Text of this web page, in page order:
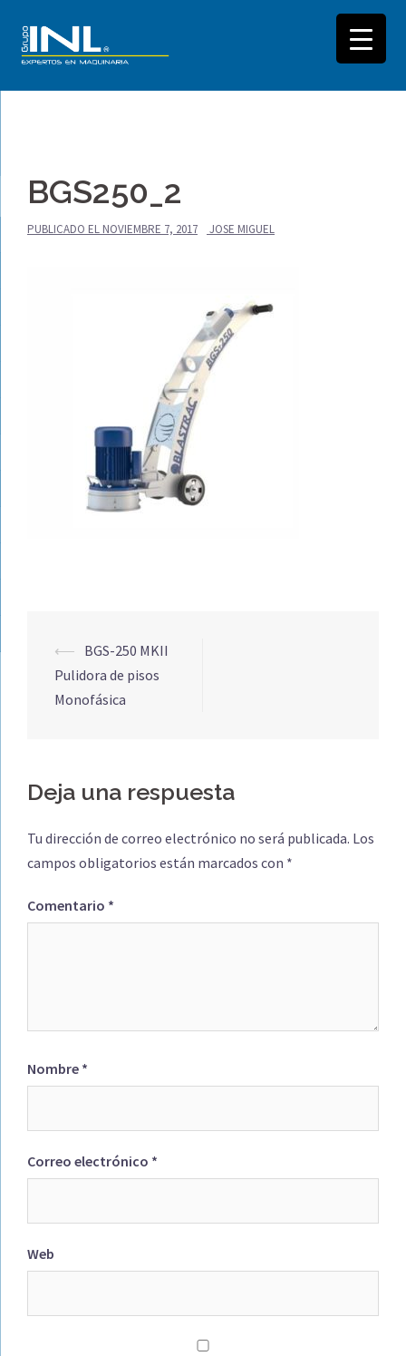
contenidoBGS250_2
PUBLICADO EL NOVIEMBRE 7, 2017 JOSE MIGUEL
Navegación
de
entradas
⟵ BGS-250 MKII
Pulidora de pisos
Monofásica
Deja una respuesta
Tu dirección de correo electrónico no será publicada. Los
campos obligatorios están marcados con *
Comentario *
Nombre *
Correo electrónico *
Web